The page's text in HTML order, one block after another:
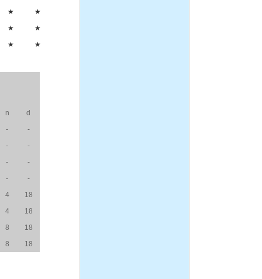
★
★
★
★
★
★
n
d
-
-
-
-
-
-
-
-
4
18
4
18
8
18
8
18